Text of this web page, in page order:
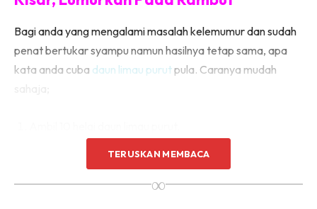
Bagi anda yang mengalami masalah kelemumur dan sudah
penat bertukar syampu namun hasilnya tetap sama, apa
kata anda cuba daun limau purutpula. Caranya mudah
TERUSKAN MEMBACA
∞